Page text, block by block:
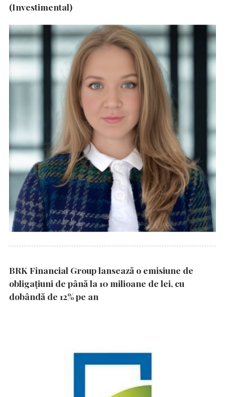
(Investimental)
BRK Financial Group lansează o emisiune de
obligațiuni de până la 10 milioane de lei, cu
dobândă de 12% pe an